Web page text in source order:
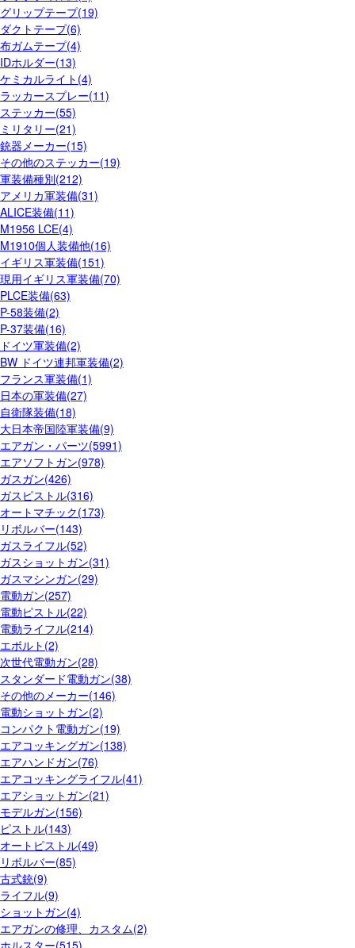
グリップテープ(19)
ダクトテープ(6)
布ガムテープ(4)
IDホルダー(13)
ケミカルライト(4)
ラッカースプレー(11)
ステッカー(55)
ミリタリー(21)
銃器メーカー(15)
その他のステッカー(19)
軍装備種別(212)
アメリカ軍装備(31)
ALICE装備(11)
M1956 LCE(4)
M1910個人装備他(16)
イギリス軍装備(151)
現用イギリス軍装備(70)
PLCE装備(63)
P-58装備(2)
P-37装備(16)
ドイツ軍装備(2)
BW ドイツ連邦軍装備(2)
フランス軍装備(1)
日本の軍装備(27)
自衛隊装備(18)
大日本帝国陸軍装備(9)
エアガン・パーツ(5991)
エアソフトガン(978)
ガスガン(426)
ガスピストル(316)
オートマチック(173)
リボルバー(143)
ガスライフル(52)
ガスショットガン(31)
ガスマシンガン(29)
電動ガン(257)
電動ピストル(22)
電動ライフル(214)
エボルト(2)
次世代電動ガン(28)
スタンダード電動ガン(38)
その他のメーカー(146)
電動ショットガン(2)
コンパクト電動ガン(19)
エアコッキングガン(138)
エアハンドガン(76)
エアコッキングライフル(41)
エアショットガン(21)
モデルガン(156)
ピストル(143)
オートピストル(49)
リボルバー(85)
古式銃(9)
ライフル(9)
ショットガン(4)
エアガンの修理、カスタム(2)
ホルスター(515)